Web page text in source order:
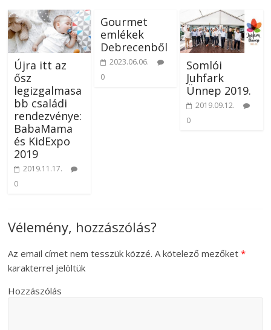
Újra itt az
ősz
legizgalmasa
bb családi
rendezvénye:
BabaMama
és KidExpo
2019
2019.11.17.
0
Gourmet
emlékek
Debrecenből
2023.06.06.
0
Somlói
Juhfark
Ünnep 2019.
2019.09.12.
0
Vélemény, hozzászólás?
Az email címet nem tesszük közzé. A kötelező mezőket*
karakterrel jelöltük
Hozzászólás